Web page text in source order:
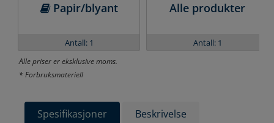
Papir/blyant
Antall: 1
Alle produkter
Antall: 1
Alle priser er eksklusive moms.
* Forbruksmateriell
Spesifikasjoner Beskrivelse